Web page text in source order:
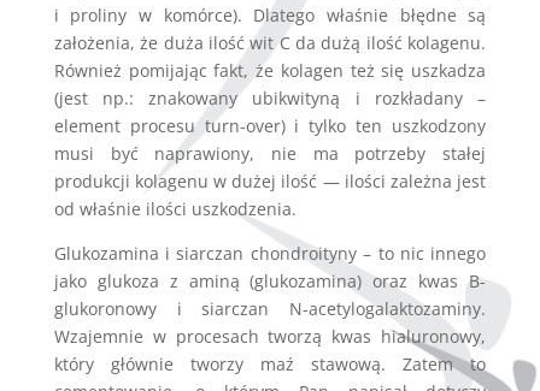
i proliny w komórce). Dlatego właśnie błędne są
założenia, że duża ilość wit C da dużą ilość kolagenu.
Również pomijając fakt, że kolagen też się uszkadza
(jest np.: znakowany ubikwityną i rozkładany –
element procesu turn-over) i tylko ten uszkodzony
musi być naprawiony, nie ma potrzeby stałej
produkcji kolagenu w dużej ilość — ilości zależna jest
od właśnie ilości uszkodzenia.
Glukozamina i siarczan chondroityny – to nic innego
jako glukoza z aminą (glukozamina) oraz kwas B-
glukoronowy i siarczan N-acetylogalaktozaminy.
Wzajemnie w procesach tworzą kwas hialuronowy,
który głównie tworzy maź stawową. Zatem to